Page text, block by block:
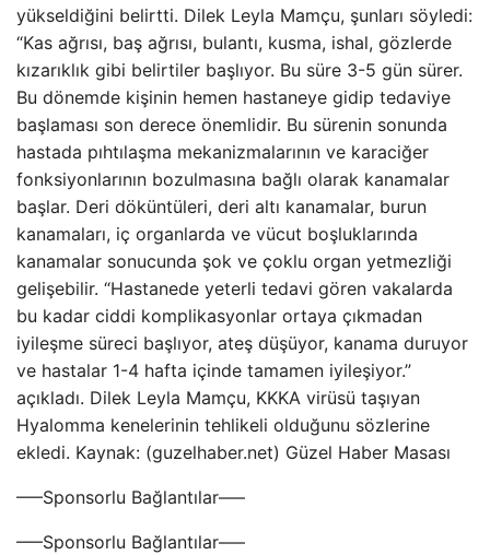
yükseldiğini belirtti. Dilek Leyla Mamçu, şunları söyledi:
“Kas ağrısı, baş ağrısı, bulantı, kusma, ishal, gözlerde
kızarıklık gibi belirtiler başlıyor. Bu süre 3-5 gün sürer.
Bu dönemde kişinin hemen hastaneye gidip tedaviye
başlaması son derece önemlidir. Bu sürenin sonunda
hastada pıhtılaşma mekanizmalarının ve karaciğer
fonksiyonlarının bozulmasına bağlı olarak kanamalar
başlar. Deri döküntüleri, deri altı kanamalar, burun
kanamaları, iç organlarda ve vücut boşluklarında
kanamalar sonucunda şok ve çoklu organ yetmezliği
gelişebilir. “Hastanede yeterli tedavi gören vakalarda
bu kadar ciddi komplikasyonlar ortaya çıkmadan
iyileşme süreci başlıyor, ateş düşüyor, kanama duruyor
ve hastalar 1-4 hafta içinde tamamen iyileşiyor.”
açıkladı. Dilek Leyla Mamçu, KKKA virüsü taşıyan
Hyalomma kenelerinin tehlikeli olduğunu sözlerine
ekledi. Kaynak: (guzelhaber.net) Güzel Haber Masası
—–Sponsorlu Bağlantılar—–
—–Sponsorlu Bağlantılar—–